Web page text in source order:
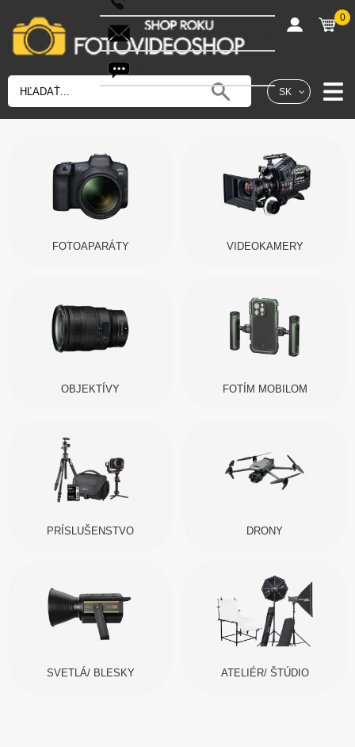
SK
shop@fotovideoshop.sk
0
FOTOAPARÁTY VIDEOKAMERY
OBJEKTÍVY FOTÍM MOBILOM
PRÍSLUŠENSTVO DRONY
SVETLÁ/ BLESKY ATELIÉR/ ŠTÚDIO